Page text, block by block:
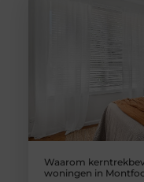
Waarom
woningen in